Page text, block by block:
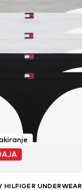
HILFIGER UNDERWEAR